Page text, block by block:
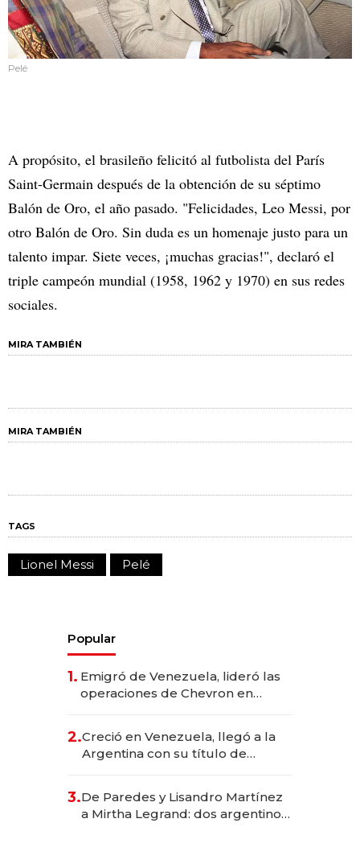
Pelé
A propósito, el brasileño felicitó al futbolista del París
Saint-Germain después de la obtención de su séptimo
Balón de Oro, el año pasado. "Felicidades, Leo Messi, por
otro Balón de Oro. Sin duda es un homenaje justo para un
talento impar. Siete veces, ¡muchas gracias!", declaró el
triple campeón mundial (1958, 1962 y 1970) en sus redes
sociales.
MIRA TAMBIÉN
MIRA TAMBIÉN
TAGS
Lionel Messi Pelé
Popular
1. Emigró de Venezuela, lideró las
operaciones de Chevron en
2.Creció en Venezuela, llegó a la
Argentina con su título de
las marcas "fast premium"
3.De Paredes y Lisandro Martínez
a Mirtha Legrand: dos argentinos